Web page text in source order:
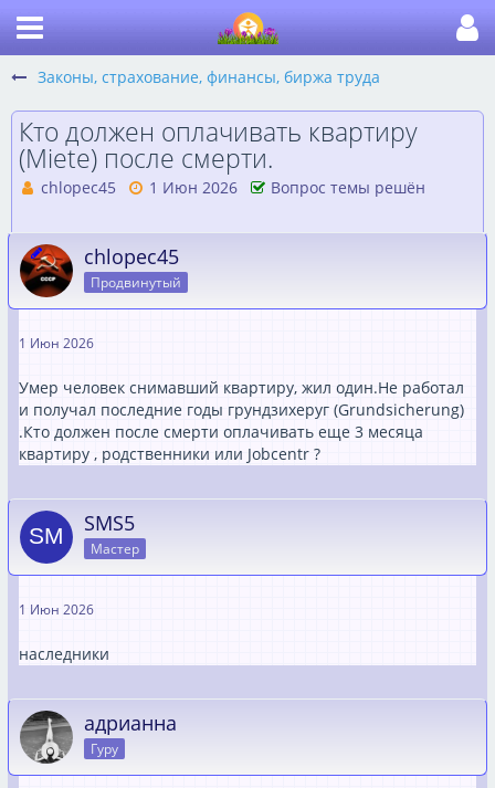
Законы, страхование, финансы, биржа труда
​Кто должен оплачивать квартиру
(Miete) после смерти.
chlopec45 1 Июн 2026 Вопрос темы решён
chlopec45
Продвинутый
1 Июн 2026
Умер человек снимавший квартиру, жил один.Не работал
и получал последние годы грундзихеруг (Grundsicherung)
.Кто должен после смерти оплачивать еще 3 месяца
квартиру , родственники или Jobcentr ?
SMS5
Мастер
1 Июн 2026
наследники
адрианна
Гуру